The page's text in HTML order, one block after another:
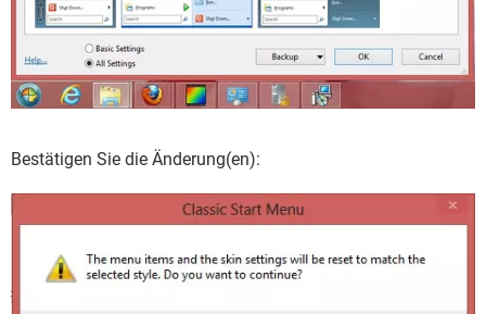
Bestätigen Sie die Änderung(en):